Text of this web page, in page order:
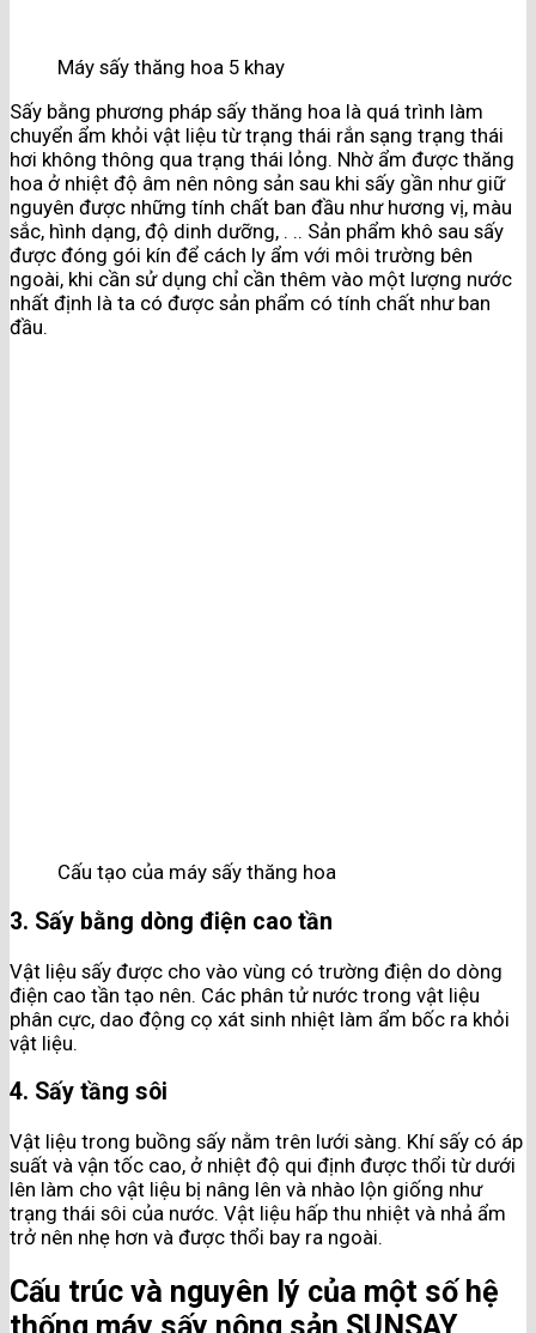
Máy sấy thăng hoa 5 khay
Sấy bằng phương pháp sấy thăng hoa là quá trình làm
chuyển ẩm khỏi vật liệu từ trạng thái rắn sạng trạng thái
hơi không thông qua trạng thái lỏng. Nhờ ẩm được thăng
hoa ở nhiệt độ âm nên nông sản sau khi sấy gần như giữ
nguyên được những tính chất ban đầu như hương vị, màu
sắc, hình dạng, độ dinh dưỡng, . .. Sản phẩm khô sau sấy
được đóng gói kín để cách ly ẩm với môi trường bên
ngoài, khi cần sử dụng chỉ cần thêm vào một lượng nước
nhất định là ta có được sản phẩm có tính chất như ban
đầu.
Cấu tạo của máy sấy thăng hoa
3. Sấy bằng dòng điện cao tần
Vật liệu sấy được cho vào vùng có trường điện do dòng
điện cao tần tạo nên. Các phân tử nước trong vật liệu
phân cực, dao động cọ xát sinh nhiệt làm ẩm bốc ra khỏi
vật liệu.
4. Sấy tầng sôi
Vật liệu trong buồng sấy nằm trên lưới sàng. Khí sấy có áp
suất và vận tốc cao, ở nhiệt độ qui định được thổi từ dưới
lên làm cho vật liệu bị nâng lên và nhào lộn giống như
trạng thái sôi của nước. Vật liệu hấp thu nhiệt và nhả ẩm
trở nên nhẹ hơn và được thổi bay ra ngoài.
Cấu trúc và nguyên lý của một số hệ